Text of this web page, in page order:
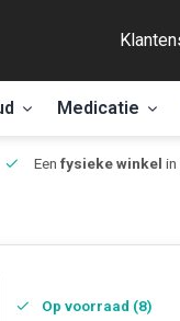
Medicatie
Een fysieke winkel in
Op voorraad (8)